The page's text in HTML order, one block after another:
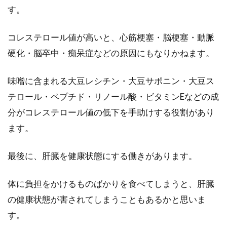
す。
コレステロール値が高いと、心筋梗塞・脳梗塞・動脈
硬化・脳卒中・痴呆症などの原因にもなりかねます。
味噌に含まれる大豆レシチン・大豆サポニン・大豆ス
テロール・ペプチド・リノール酸・ビタミンEなどの成
分がコレステロール値の低下を手助けする役割があり
ます。
最後に、肝臓を健康状態にする働きがあります。
体に負担をかけるものばかりを食べてしまうと、肝臓
の健康状態が害されてしまうこともあるかと思いま
す。